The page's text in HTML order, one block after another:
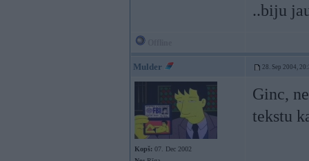
..biju
Mulder 28. Sep 2004,
Kopš: 07. Dec 2002
Ginc,
tekstu